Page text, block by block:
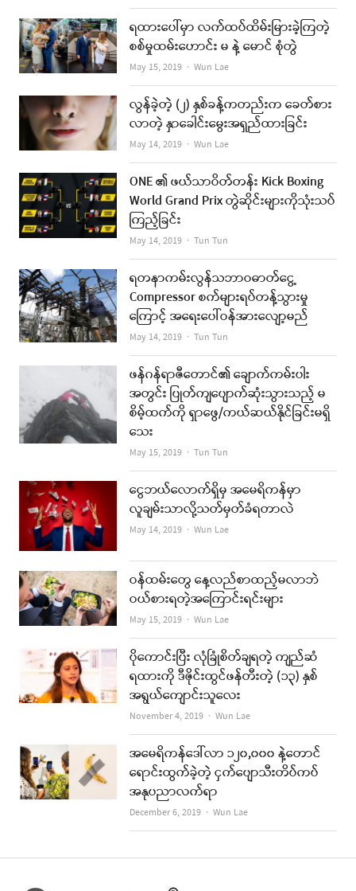
ရထားပေါ်မှာ လက်ထပ်ထိမ်းမြားခဲ့ကြတဲ့
စစ်မှုထမ်းဟောင်း မ နဲ့ မောင် စုံတွဲ
May 15, 2019 Author
Wun Lae
လွန်ခဲ့တဲ့ (၂) နှစ်ခန့်ကတည်းက ခေတ်စား
လာတဲ့ နှာခေါင်းမွေးအရှည်ထားခြင်း
May 14, 2019 Author
Wun Lae
ONE ၏ ဖယ်သာဝိတ်တန်း Kick Boxing
World Grand Prix တွဲဆိုင်းများကိုသုံးသပ်
ကြည့်ခြင်း
May 14, 2019 Author
Tun Tun
ရတနာကမ်းလွန်သဘာဝဓာတ်ငွေ့
Compressor စက်များရပ်တန့်သွားမှု
ကြောင့် အရေးပေါ်ဝန်အားလျော့မည်
May 14, 2019 Author
Tun Tun
ဖန်ဂန်ရာဇီတောင်၏ ချောက်ကမ်းပါး
အတွင်း ပြုတ်ကျပျောက်ဆုံးသွားသည့် မ
စိမ့်ထက်ကို ရှာဖွေ/ကယ်ဆယ်နိုင်ခြင်းမရှိ
သေး
May 15, 2019 Author
Tun Tun
ငွေဘယ်လောက်ရှိမှ အမေရိကန်မှာ
လူချမ်းသာလို့သတ်မှတ်ခံရတာလဲ
May 14, 2019 Author
Wun Lae
ဝန်ထမ်းတွေ နေ့လည်စာထည့်မလာဘဲ
ဝယ်စားရတဲ့အကြောင်းရင်းများ
May 15, 2019 Author
Wun Lae
ပိုကောင်းပြီး လုံခြုံစိတ်ချရတဲ့ ကျည်ဆံ
ရထားကို ဒီဇိုင်းထွင်ဖန်တီးတဲ့ (၁၃) နှစ်
အရွယ်ကျောင်းသူလေး
November 4, 2019 Author
Wun Lae
အမေရိကန်ဒေါ်လာ ၁၂၀,၀၀၀ နဲ့တောင်
ရောင်းထွက်ခဲ့တဲ့ ငှက်ပျောသီးတိပ်ကပ်
အနုပညာလက်ရာ
December 6, 2019 Author
Wun Lae